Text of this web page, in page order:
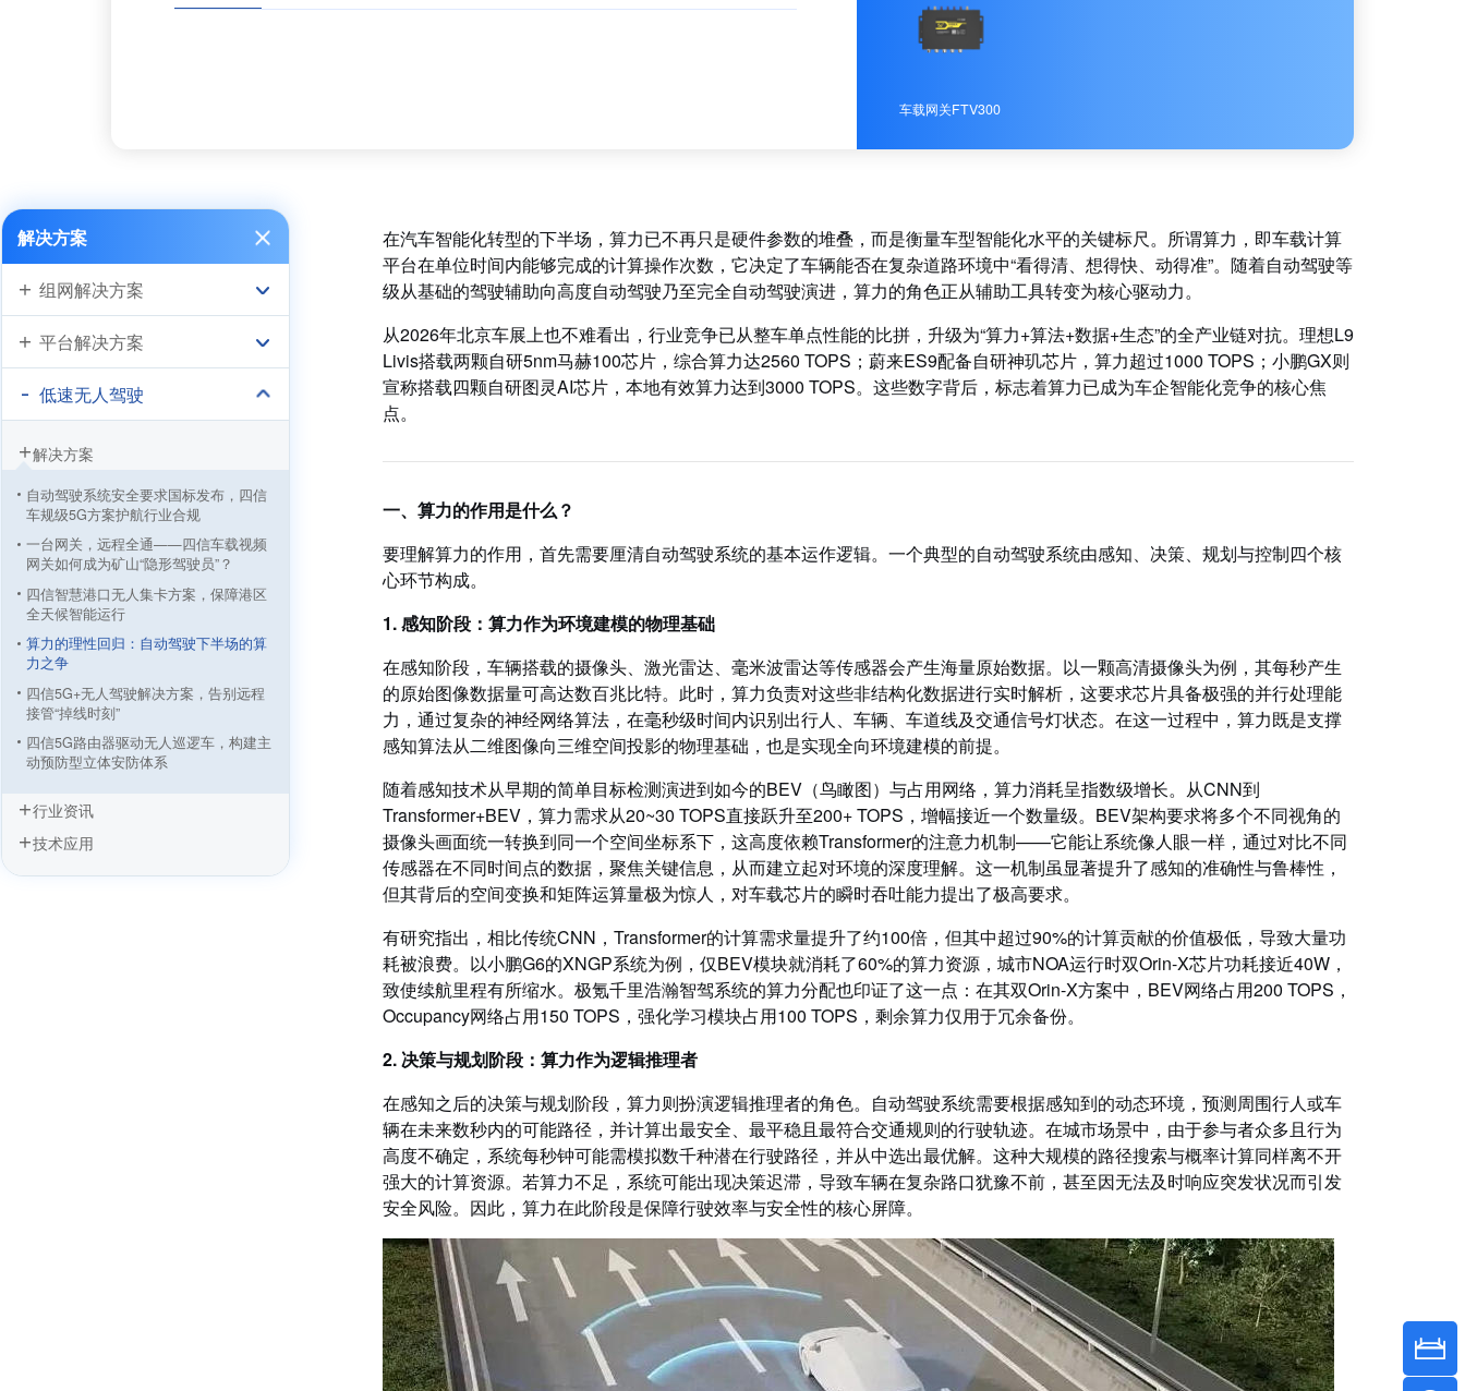
车载网关FTV300
解决方案
组网解决方案
平台解决方案
低速无人驾驶
解决方案
自动驾驶系统安全要求国标发布，四信
车规级5G方案护航行业合规
一台网关，远程全通——四信车载视频
网关如何成为矿山“隐形驾驶员”？
四信智慧港口无人集卡方案，保障港区
全天候智能运行
算力的理性回归：自动驾驶下半场的算
力之争
四信5G+无人驾驶解决方案，告别远程
接管“掉线时刻”
四信5G路由器驱动无人巡逻车，构建主
动预防型立体安防体系
环卫工人“遮风挡雨”
四信5G车载网关：筑牢应急车通信“生
行业资讯
技术应用
在汽车智能化转型的下半场，算力已不再只是硬件参数的堆叠，而是衡量车型智能化水平的关键标尺。所谓算力，即车载计算
平台在单位时间内能够完成的计算操作次数，它决定了车辆能否在复杂道路环境中“看得清、想得快、动得准”。随着自动驾驶等
级从基础的驾驶辅助向高度自动驾驶乃至完全自动驾驶演进，算力的角色正从辅助工具转变为核心驱动力。
从2026年北京车展上也不难看出，行业竞争已从整车单点性能的比拼，升级为“算力+算法+数据+生态”的全产业链对抗。理想L9
Livis搭载两颗自研5nm马赫100芯片，综合算力达2560 TOPS；蔚来ES9配备自研神玑芯片，算力超过1000 TOPS；小鹏GX则
宣称搭载四颗自研图灵AI芯片，本地有效算力达到3000 TOPS。这些数字背后，标志着算力已成为车企智能化竞争的核心焦
点。
一、算力的作用是什么？
要理解算力的作用，首先需要厘清自动驾驶系统的基本运作逻辑。一个典型的自动驾驶系统由感知、决策、规划与控制四个核
心环节构成。
1. 感知阶段：算力作为环境建模的物理基础
在感知阶段，车辆搭载的摄像头、激光雷达、毫米波雷达等传感器会产生海量原始数据。以一颗高清摄像头为例，其每秒产生
的原始图像数据量可高达数百兆比特。此时，算力负责对这些非结构化数据进行实时解析，这要求芯片具备极强的并行处理能
力，通过复杂的神经网络算法，在毫秒级时间内识别出行人、车辆、车道线及交通信号灯状态。在这一过程中，算力既是支撑
感知算法从二维图像向三维空间投影的物理基础，也是实现全向环境建模的前提。
随着感知技术从早期的简单目标检测演进到如今的BEV（鸟瞰图）与占用网络，算力消耗呈指数级增长。从CNN到
Transformer+BEV，算力需求从20~30 TOPS直接跃升至200+ TOPS，增幅接近一个数量级。BEV架构要求将多个不同视角的
摄像头画面统一转换到同一个空间坐标系下，这高度依赖Transformer的注意力机制——它能让系统像人眼一样，通过对比不同
传感器在不同时间点的数据，聚焦关键信息，从而建立起对环境的深度理解。这一机制虽显著提升了感知的准确性与鲁棒性，
但其背后的空间变换和矩阵运算量极为惊人，对车载芯片的瞬时吞吐能力提出了极高要求。
有研究指出，相比传统CNN，Transformer的计算需求量提升了约100倍，但其中超过90%的计算贡献的价值极低，导致大量功
耗被浪费。以小鹏G6的XNGP系统为例，仅BEV模块就消耗了60%的算力资源，城市NOA运行时双Orin-X芯片功耗接近40W，
致使续航里程有所缩水。极氪千里浩瀚智驾系统的算力分配也印证了这一点：在其双Orin-X方案中，BEV网络占用200 TOPS，
Occupancy网络占用150 TOPS，强化学习模块占用100 TOPS，剩余算力仅用于冗余备份。
2. 决策与规划阶段：算力作为逻辑推理者
在感知之后的决策与规划阶段，算力则扮演逻辑推理者的角色。自动驾驶系统需要根据感知到的动态环境，预测周围行人或车
辆在未来数秒内的可能路径，并计算出最安全、最平稳且最符合交通规则的行驶轨迹。在城市场景中，由于参与者众多且行为
高度不确定，系统每秒钟可能需模拟数千种潜在行驶路径，并从中选出最优解。这种大规模的路径搜索与概率计算同样离不开
强大的计算资源。若算力不足，系统可能出现决策迟滞，导致车辆在复杂路口犹豫不前，甚至因无法及时响应突发状况而引发
安全风险。因此，算力在此阶段是保障行驶效率与安全性的核心屏障。